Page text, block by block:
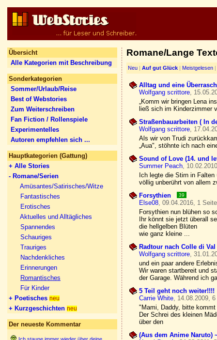
Übersicht
Alle Kategorien mit Beschreibung
Sonderkategorien
Sommer/Urlaub/Reise
Best of Webstories
Zum Weiterschreiben
Fan Fiction / Rollenspiele
Experimentelles
Autoren empfehlen sich ...
Hauptkategorien (Gattung)
+ Alle Stories
- Romane/Serien
Amüsantes/Satirisches/Witze
Fantastisches
Erotisches
Aktuelles und Alltägliches
Spannendes
Schauriges
Trauriges
Nachdenkliches
Erinnerungen
Romantisches
Für Kinder
+ Poetisches neu
+ Kurzgeschichten neu
Der neueste Kommentar
Romane/Lange
Neu | Auf gut Glück | Meistgelesen |
Alltag und eine
Wolfgang scrittore,
„Komm wir bringen Lena
ließ sich im Kinderzimmer
Straßenbauarbeiten ( In
Wolfgang scrittore,
Als wir von Trudi
„Aua", stöhnte ich nach
Sound of Love (14. und
Summer Peach,
Ich legte die Stirn in
völlig unberührt von allem
Forsythien
39
Else08, 09.04.2016, 1
Forsythien nun blühen so
Ihr könnt sie jetzt überall
die hellgelben Blüten
wie ganz kleine ...
Radtour nach Colle di
Wolfgang scrittore,
und ein paar andere
Wir waren startbereit und
der Garage. Während ich
5 Teil geht noch weiter!!!!
Carrie White, 14.08.2009,
"Mami, Daddy, bitte
Der Schrei des kleinen
über den
(Aus dem Anime Naruto)